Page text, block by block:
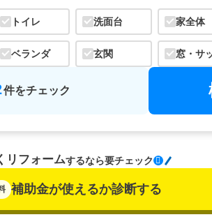
トイレ 洗面台 家全体
ベランダ 玄関 窓・サ
件をチェック
リフォームするなら要チェック
補助金が使えるか診断する